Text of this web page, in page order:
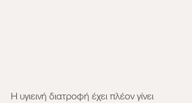
Η υγιεινή διατροφή έχει πλέον γίνει